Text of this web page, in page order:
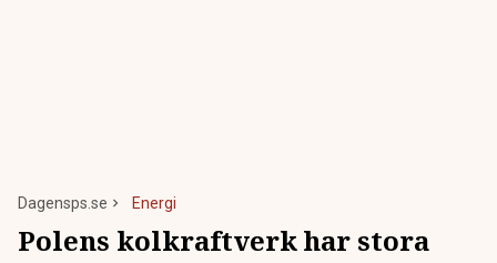
Dagensps.se Energi
Polens kolkraftverk har stora